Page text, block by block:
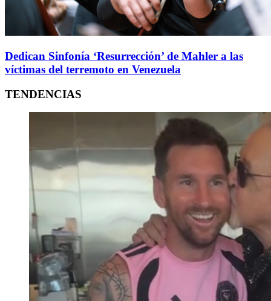
Dedican Sinfonía ‘Resurrección’ de Mahler a las
víctimas del terremoto en Venezuela
TENDENCIAS